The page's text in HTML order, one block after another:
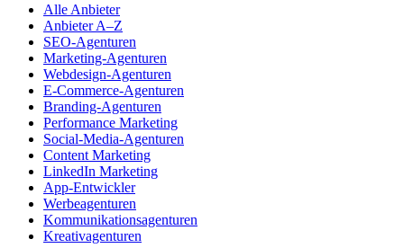
Alle Anbieter
Anbieter A–Z
SEO-Agenturen
Marketing-Agenturen
Webdesign-Agenturen
E-Commerce-Agenturen
Branding-Agenturen
Performance Marketing
Social-Media-Agenturen
Content Marketing
LinkedIn Marketing
App-Entwickler
Werbeagenturen
Kommunikationsagenturen
Kreativagenturen